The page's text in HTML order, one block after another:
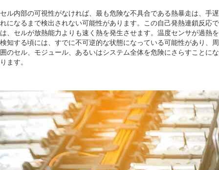
セル内部の可視性がなければ、最も危険な不具合である熱暴走は、手遅
れになるまで検出されない可能性があります。この自己発熱連鎖反応で
は、セルが放熱能力よりも速く熱を発生させます。温度センサが過熱を
検知する頃には、すでに不可逆的な状態になっている可能性があり、周
囲のセル、モジュール、あるいはシステム全体を危険にさらすことにな
ります。